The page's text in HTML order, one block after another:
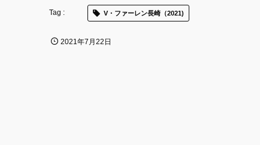
V・ファーレン長崎（2021)
2021年7月22日